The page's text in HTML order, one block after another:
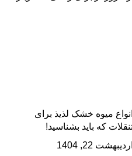
انواع میوه خشک لذیذ برای
که باید بشناسید!
اردیبهشت 22, 1404